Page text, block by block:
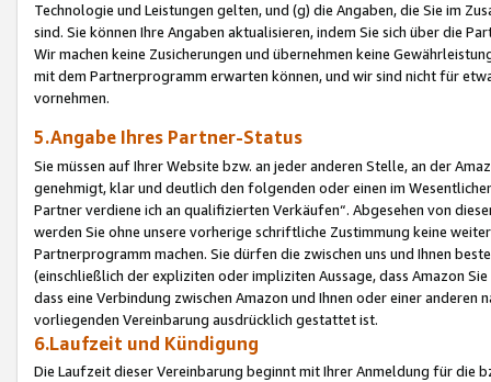
Technologie und Leistungen gelten, und (g) die Angaben, die Sie im
sind. Sie können Ihre Angaben aktualisieren, indem Sie sich über die
Wir machen keine Zusicherungen und übernehmen keine
mit dem Partnerprogramm erwarten können, und wir sind nicht für
vornehmen.
5.Angabe Ihres Partner-Status
Sie müssen auf Ihrer Website bzw. an jeder anderen Stelle, an der
genehmigt, klar und deutlich den folgenden oder einen im
Partner verdiene ich an qualifizierten Verkäufen“. Abgesehen von
werden Sie ohne unsere vorherige schriftliche Zustimmung keine
Partnerprogramm machen. Sie dürfen die zwischen uns und Ihnen
(einschließlich der expliziten oder impliziten Aussage, dass Amazon
dass eine Verbindung zwischen Amazon und Ihnen oder einer
vorliegenden Vereinbarung ausdrücklich gestattet ist.
6.Laufzeit und Kündigung
Die Laufzeit dieser Vereinbarung beginnt mit Ihrer Anmeldung für die